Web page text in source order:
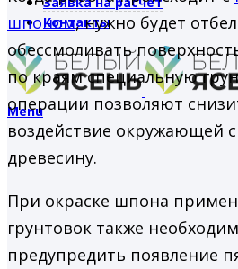
Контакты
Menu
шпоном, нужно будет
обессмоливать
по краям специальную
операции позволяют
воздействие окружающей
древесину.
При окраске шпона
грунтовок также
предупредить появление